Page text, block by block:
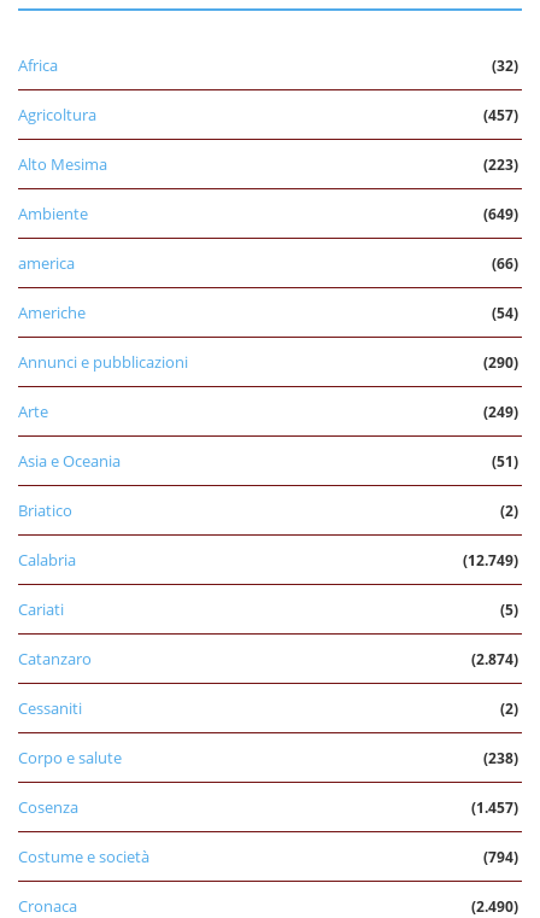
Africa (32)
Agricoltura (457)
Alto Mesima (223)
Ambiente (649)
america (66)
Americhe (54)
Annunci e pubblicazioni (290)
Arte (249)
Asia e Oceania (51)
Briatico (2)
Calabria (12.749)
Cariati (5)
Catanzaro (2.874)
Cessaniti (2)
Corpo e salute (238)
Cosenza (1.457)
Costume e società (794)
Cronaca (2.490)